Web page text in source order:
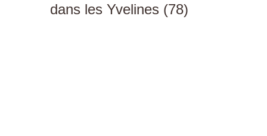
dans les Yvelines (78)